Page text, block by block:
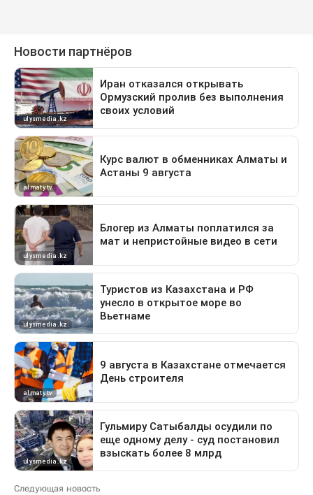
Следующая новость